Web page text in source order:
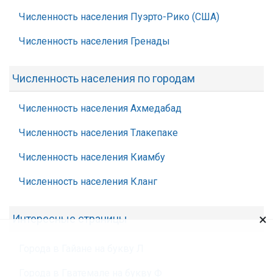
Численность населения Пуэрто-Рико (США)
Численность населения Гренады
Численность населения по городам
Численность населения Ахмедабад
Численность населения Тлакепаке
Численность населения Киамбу
Численность населения Кланг
Интересные страницы ×